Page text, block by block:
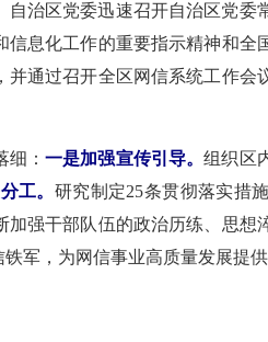
治区党委迅速召开自治区党委
息化工作的重要指示精神和全
通过召开全区网信系统工作会
细：一是加强宣传引导。组织区
工。 研究制定25条贯彻落实措
加强干部队伍的政治历练、思想
军，为网信事业高质量发展提供